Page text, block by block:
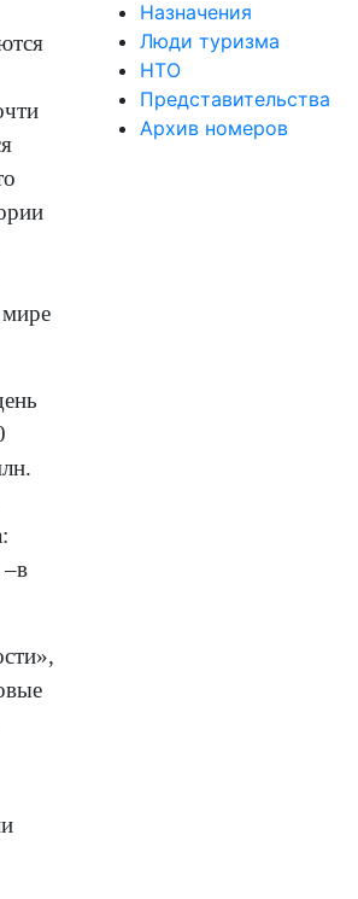
–в
Назначения
Люди туризма
НТО
Представительства
Архив номеров